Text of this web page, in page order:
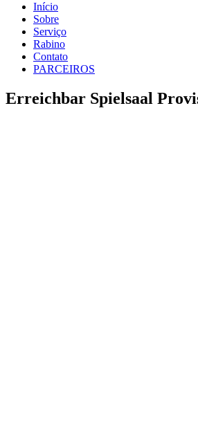
Início
Sobre
Serviço
Rabino
Contato
PARCEIROS
Erreichbar Spielsaal